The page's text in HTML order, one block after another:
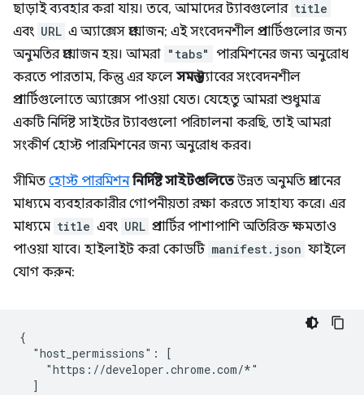
ছাড়াই ব্যবহার করা যায়। তবে, আমাদের ট্যাবগুলোর title
এবং URL এ অ্যাক্সেস প্রয়োজন; এই সংবেদনশীল প্রপার্টিগুলোর জন্য
অনুমতির প্রয়োজন হয়। আমরা "tabs" পারমিশনের জন্য অনুরোধ
করতে পারতাম, কিন্তু এর ফলে সমস্তট্যাবের সংবেদনশীল
প্রপার্টিগুলোতে অ্যাক্সেস পাওয়া যেত। যেহেতু আমরা শুধুমাত্র
একটি নির্দিষ্ট সাইটের ট্যাবগুলো পরিচালনা করছি, তাই আমরা
সংকীর্ণ হোস্ট পারমিশনের জন্য অনুরোধ করব।
সীমিত হোস্ট পারমিশন নির্দিষ্ট সাইটগুলিতেউন্নত অনুমতি প্রদানের
মাধ্যমে ব্যবহারকারীর গোপনীয়তা রক্ষা করতে সাহায্য করে। এর
মাধ্যমে title এবং URL প্রপার্টির পাশাপাশি অতিরিক্ত ক্ষমতাও
পাওয়া যাবে। হাইলাইট করা কোডটি manifest.json ফাইলে
যোগ করুন:
{
  "host_permissions": [
    "https://developer.chrome.com/*"
  ]